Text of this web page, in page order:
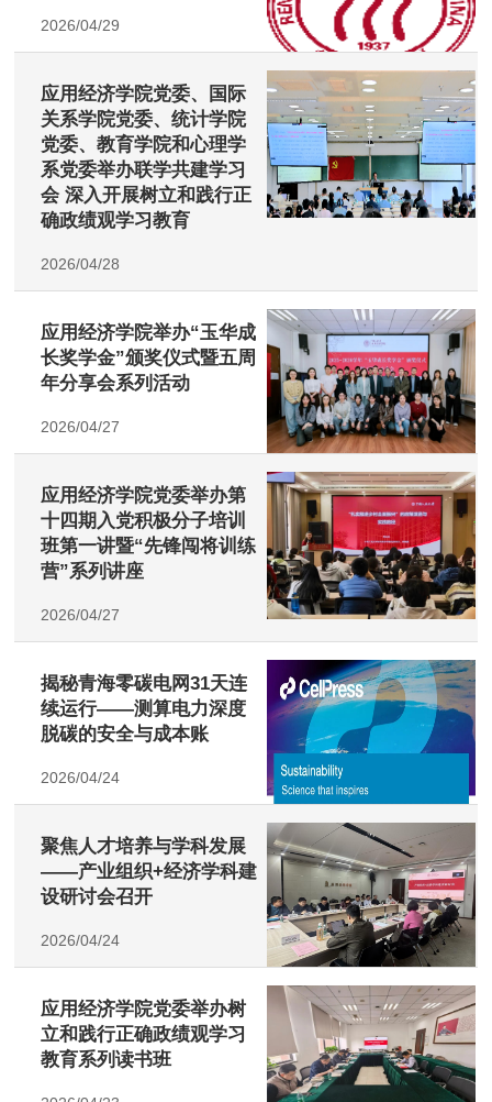
2026/04/29
应用经济学院党委、国际
关系学院党委、统计学院
党委、教育学院和心理学
系党委举办联学共建学习
会 深入开展树立和践行正
确政绩观学习教育
2026/04/28
应用经济学院举办“玉华成
长奖学金”颁奖仪式暨五周
年分享会系列活动
2026/04/27
应用经济学院党委举办第
十四期入党积极分子培训
班第一讲暨“先锋闯将训练
营”系列讲座
2026/04/27
揭秘青海零碳电网31天连
续运行——测算电力深度
脱碳的安全与成本账
2026/04/24
聚焦人才培养与学科发展
——产业组织+经济学科建
设研讨会召开
2026/04/24
应用经济学院党委举办树
立和践行正确政绩观学习
教育系列读书班